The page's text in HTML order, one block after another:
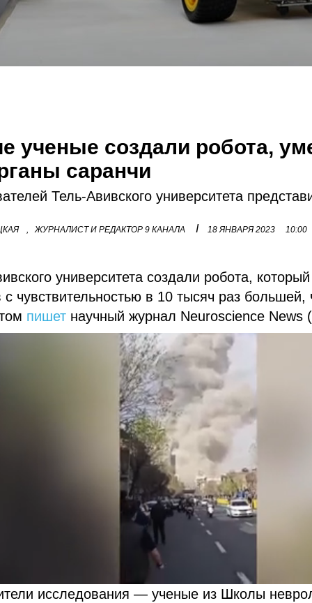
ученые создали робота,
саранчи
Тель-Авивского университета
, ЖУРНАЛИСТ И РЕДАКТОР 9 КАНАЛА I 18 ЯНВАРЯ 2023 10:00
университета создали робота,
с чувствительностью в 10 тысяч раз
пишет научный журнал Neuroscience News
исследования — ученые из Школы